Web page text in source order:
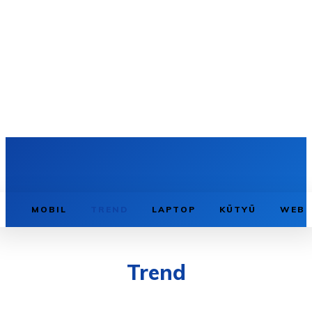
MOBIL LAPTOP KÜTYÜ WEB
Trend